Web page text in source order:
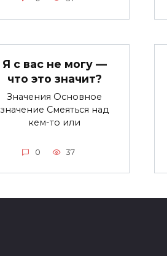
Я с вас не могу —
что это значит?
Значения Основное
значение Смеяться над
кем-то или
0 37